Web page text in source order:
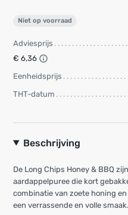
Niet op voorraad
Adviesprijs
€ 6,36
Eenheidsprijs
THT-datum
Beschrijving
De Long Chips Honey & BBQ
aardappelpuree die kort
combinatie van zoete honing
een verrassende en volle smaak.